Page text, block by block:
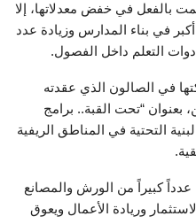
بالفعل في خفض معدلاتها، إلا
في بناء المدارس وزيادة عدد
التعلم داخل الفصول.
في الصالون الذي عقدته
بعنوان “تحت القبة.. برامج
التحتية في المناطق الريفية
كبيراً من الورش والمصانع
وريادة الأعمال ويعوق